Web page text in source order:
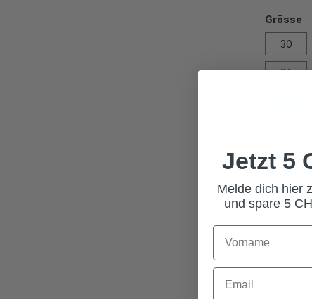
Grösse
30
36
In den
Jetzt 5
Melde dich hier
und spare 5